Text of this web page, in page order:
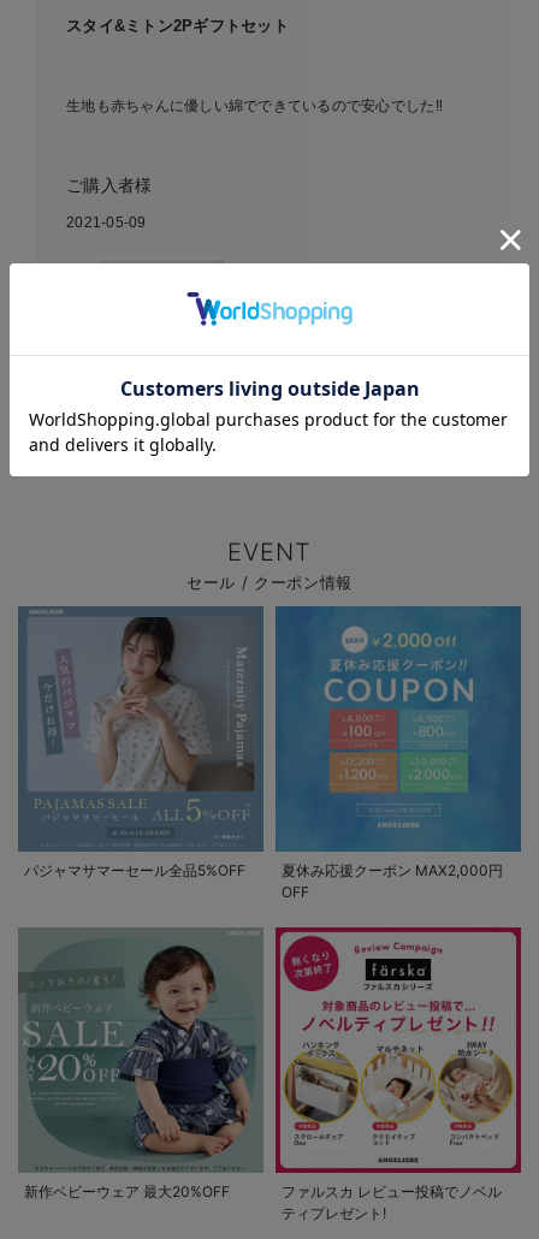
お気に入り商品を確認する
スタイ&ミトン2Pギフトセット
生地も赤ちゃんに優しい綿でできているので安心でした‼︎
ご購入者様
2021-05-09
Petit jam（プチジャム）ス
ト｜出産 祝い
EVENT
セール / クーポン情報
パジャマサマーセール全品5%OFF
夏休み応援クーポン MAX2,000円
OFF
新作ベビーウェア 最大20%OFF
ファルスカ レビュー投稿でノベル
ティプレゼント!